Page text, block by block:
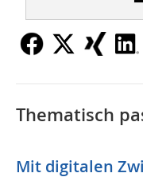
Thematisch
Mit digitalen